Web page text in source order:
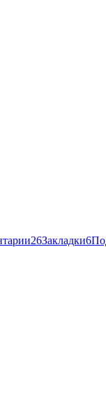
26Закладки6